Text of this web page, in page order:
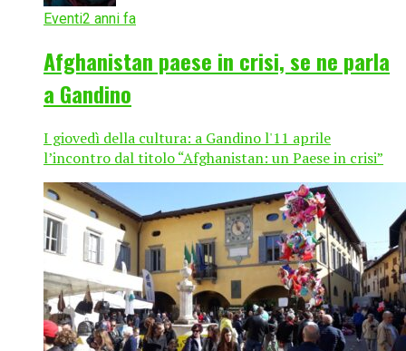
Eventi2 anni fa
Afghanistan paese in crisi, se ne parla
a Gandino
I giovedì della cultura: a Gandino l'11 aprile
l’incontro dal titolo “Afghanistan: un Paese in crisi”